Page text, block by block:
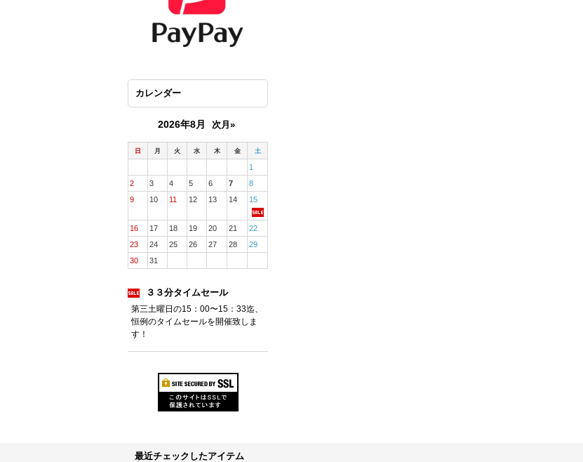
カレンダー
2026年8月 次月»
日 月 火 水 木 金 土
1
2
3 4 5 6 7
8
9
10 11 12 13 14 15
16 17 18 19 20 21
22
23
24 25 26 27 28
29
30
31
３３分タイムセール
第三土曜日の15：00〜15：33迄、
恒例のタイムセールを開催致しま
す！
最近チェックしたアイテム